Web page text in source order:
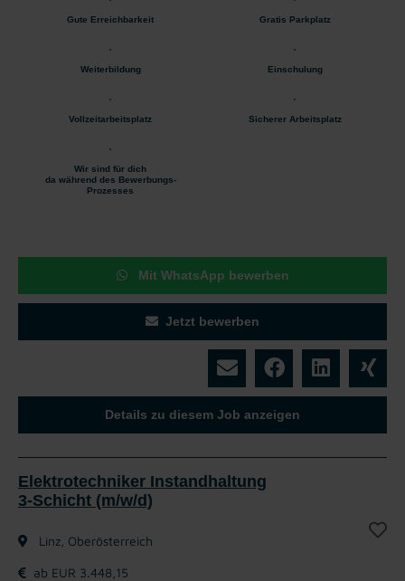
Gute Erreichbarkeit Gratis Parkplatz
Weiterbildung Einschulung
Vollzeitarbeitsplatz Sicherer Arbeitsplatz
Wir sind für dich
da während des Bewerbungs-
Prozesses
Mit WhatsApp bewerben
Jetzt bewerben
Details zu diesem Job anzeigen
Elektrotechniker Instandhaltung
3-Schicht (m/w/d)
Linz, Oberösterreich
ab EUR 3.448,15